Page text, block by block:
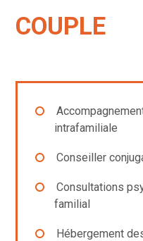
COUPLE
intrafamiliale
Conseiller
Consultations
familial
Hébergement